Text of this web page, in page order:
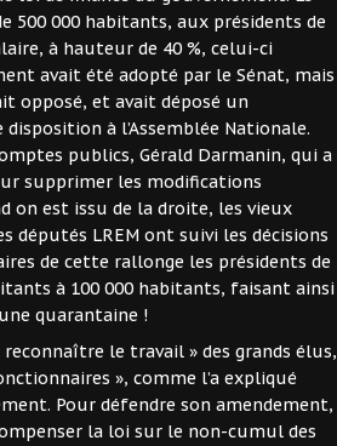
500 000 habitants, aux présidents de
à hauteur de 40 %, celui-ci
avait été adopté par le Sénat, mais
opposé, et avait déposé un
à l’Assemblée Nationale.
publics, Gérald Darmanin, qui a
supprimer les modifications
on est issu de la droite, les vieux
députés LREM ont suivi les décisions
de cette rallonge les présidents de
à 100 000 habitants, faisant ainsi
quarantaine !
le travail » des grands élus,
», comme l’a expliqué
Pour défendre son amendement,
la loi sur le non-cumul des